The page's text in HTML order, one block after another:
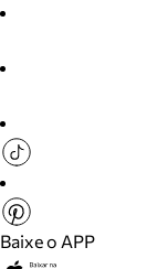
Baixe o APP